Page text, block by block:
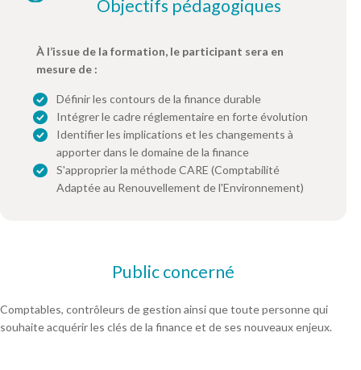
Objectifs pédagogiques
À l’issue de la formation, le participant sera en
mesure de :
Définir les contours de la finance durable
Intégrer le cadre réglementaire en forte évolution
Identifier les implications et les changements à
apporter dans le domaine de la finance
S'approprier la méthode CARE (Comptabilité
Adaptée au Renouvellement de l'Environnement)
Public concerné
Comptables, contrôleurs de gestion ainsi que toute personne qui
souhaite acquérir les clés de la finance et de ses nouveaux enjeux.